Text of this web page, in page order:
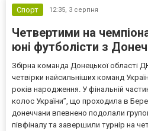
Спорт 12:35, 3 серпня
Четвертими на
юні футболісти з
Збірна команда Донецької області
четвірки найсильніших команд
років народження. У фінальній
колос України”, що проходила в
донеччани впевнено подолали
півфіналу та завершили турнір на